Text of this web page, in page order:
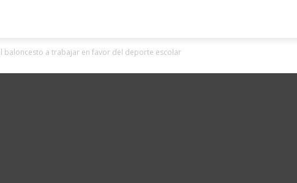
baloncesto a trabajar en favor del deporte escolar